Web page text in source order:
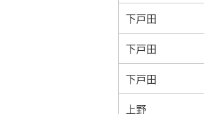
下戸田
下戸田
下戸田
上野